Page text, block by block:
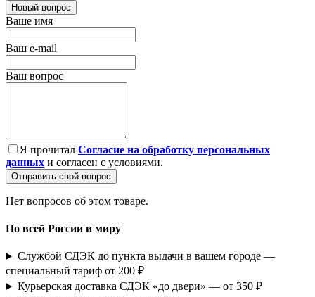
Новый вопрос
Ваше имя
Ваш e-mail
Ваш вопрос
Я прочитал Согласие на обработку персональных
данных и согласен с условиями.
Отправить свой вопрос
Нет вопросов об этом товаре.
По всей России и миру
Службой СДЭК до пункта выдачи в вашем городе —
специальный тариф от 200 ₽
Курьерская доставка СДЭК «до двери» — от 350 ₽